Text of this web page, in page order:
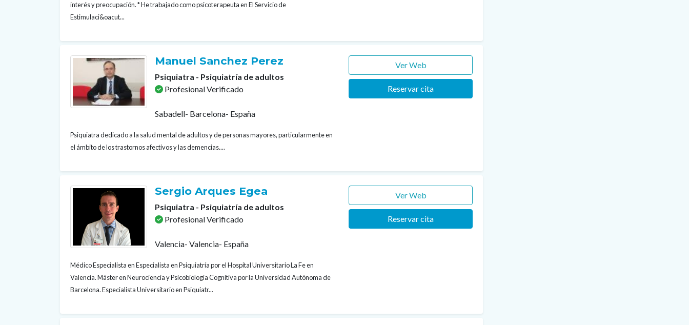
interés y preocupación. * He trabajado como psicoterapeuta en El Servicio de
Estimulaci&oacut...
Manuel Sanchez Perez
Psiquiatra - Psiquiatría de adultos
Profesional Verificado
Sabadell- Barcelona- España
Psiquiatra dedicado a la salud mental de adultos y de personas mayores, particularmente en
el ámbito de los trastornos afectivos y las demencias....
Ver Web
Reservar cita
Sergio Arques Egea
Psiquiatra - Psiquiatría de adultos
Profesional Verificado
Valencia- Valencia- España
Médico Especialista en Especialista en Psiquiatría por el Hospital Universitario La Fe en
Valencia. Máster en Neurociencia y Psicobiología Cognitiva por la Universidad Autónoma de
Barcelona. Especialista Universitario en Psiquiatr...
Ver Web
Reservar cita